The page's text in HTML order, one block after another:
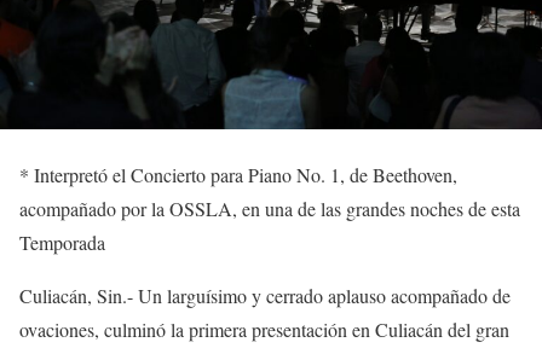
* Interpretóel Concierto para Piano No. 1, de Beethoven,
acompañado por la OSSLA, en una de las grandes noches de esta
Temporada
Culiacán, Sin.-Un larguísimo y cerrado aplauso acompañado de
ovaciones, culminó la primera presentación en Culiacán del gran